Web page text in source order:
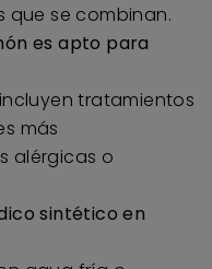
que se combinan.
es apto para
tratamientos
más
alérgicas o
sintético en